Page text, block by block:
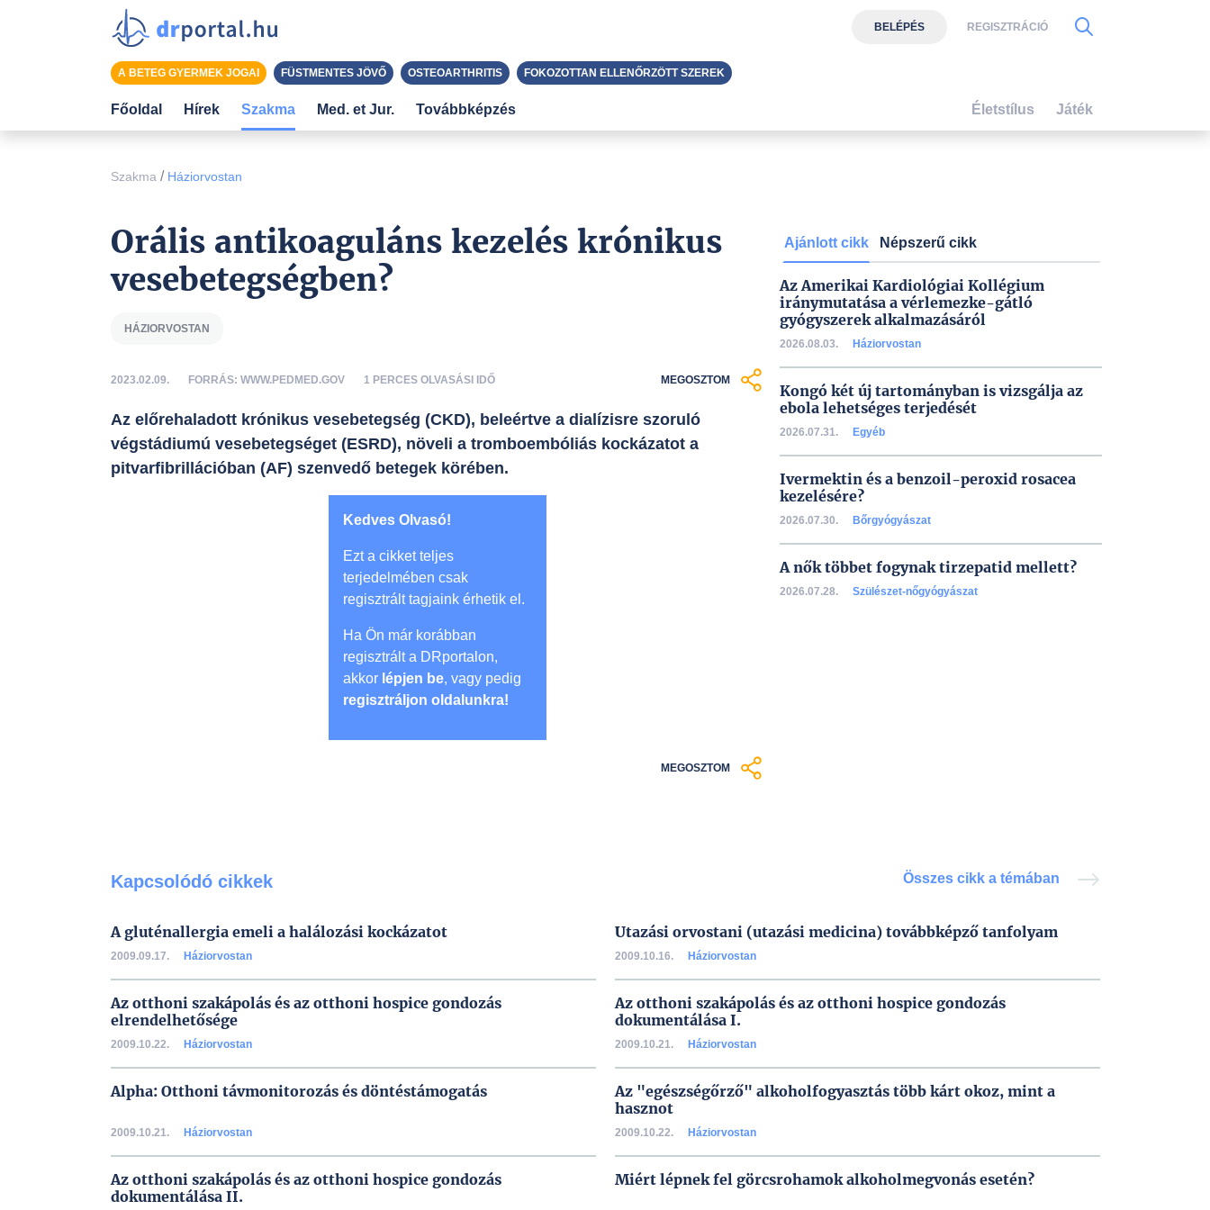
Szakma / Háziorvostan
Orális antikoaguláns kezelés krónikus
vesebetegségben?
HÁZIORVOSTAN
2023.02.09. FORRÁS: WWW.PEDMED.GOV 1 PERCES OLVASÁSI IDŐ MEGOSZTOM
Az előrehaladott krónikus vesebetegség (CKD), beleértve a dialízisre szoruló
végstádiumú vesebetegséget (ESRD), növeli a tromboembóliás kockázatot a
pitvarfibrillációban (AF) szenvedő betegek körében.
Kedves Olvasó!
Ezt a cikket teljes
terjedelmében csak
regisztrált tagjaink érhetik el.
Ha Ön már korábban
regisztrált a DRportalon,
akkor lépjen be, vagy pedig
regisztráljon oldalunkra!
MEGOSZTOM
Ajánlott cikk Népszerű cikk
Az Amerikai Kardiológiai Kollégium
iránymutatása a vérlemezke-gátló
gyógyszerek alkalmazásáról
2026.08.03. Háziorvostan
Kongó két új tartományban is vizsgálja az
ebola lehetséges terjedését
2026.07.31. Egyéb
Ivermektin és a benzoil-peroxid rosacea
kezelésére?
2026.07.30. Bőrgyógyászat
A nők többet fogynak tirzepatid mellett?
2026.07.28. Szülészet-nőgyógyászat
Kapcsolódó cikkek Összes cikk a témában
A gluténallergia emeli a halálozási kockázatot
2009.09.17. Háziorvostan
Utazási orvostani (utazási medicina) továbbképző tanfolyam
2009.10.16. Háziorvostan
Az otthoni szakápolás és az otthoni hospice gondozás
elrendelhetősége
2009.10.22. Háziorvostan
Az otthoni szakápolás és az otthoni hospice gondozás
dokumentálása I.
2009.10.21. Háziorvostan
Alpha: Otthoni távmonitorozás és döntéstámogatás
2009.10.21. Háziorvostan
Az "egészségőrző" alkoholfogyasztás több kárt okoz, mint a
hasznot
2009.10.22. Háziorvostan
Az otthoni szakápolás és az otthoni hospice gondozás
dokumentálása II.
Miért lépnek fel görcsrohamok alkoholmegvonás esetén?
BELÉPÉS REGISZTRÁCIÓ
A BETEG GYERMEK JOGAI FÜSTMENTES JÖVŐ OSTEOARTHRITIS FOKOZOTTAN ELLENŐRZÖTT SZEREK
Főoldal Hírek Szakma Med. et Jur. Továbbképzés Életstílus Játék